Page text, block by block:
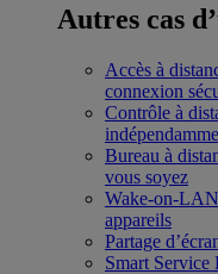
Autres cas
Accès à
connexion
Contrôle à
Bureau à
vous soyez
Wake-on-LAN
appareils
Partage
Smart Service